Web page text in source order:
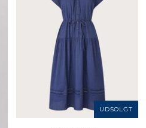
UDSOLGT